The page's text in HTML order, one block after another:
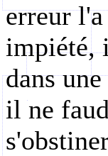
erreur
impiété,
dans
il ne